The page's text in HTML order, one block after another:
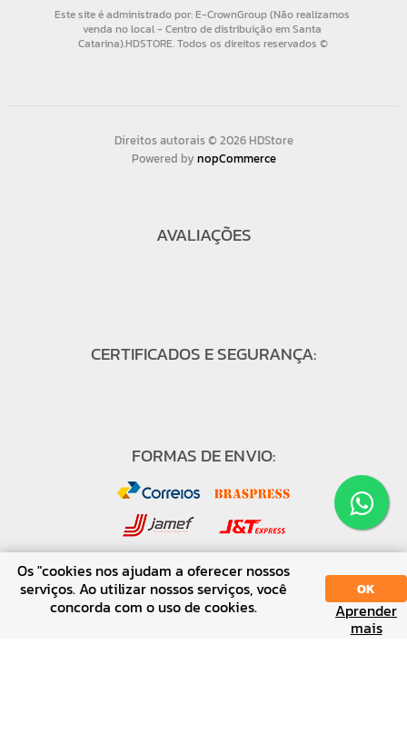
Direitos autorais © 2026 HDStore
Powered bynopCommerce
AVALIAÇÕES
CERTIFICADOS E SEGURANÇA:
FORMAS DE ENVIO:
FORMAS DE PAGAMENTO:
SORT DISPLAY
Os "cookies nos ajudam a oferecer nossos
serviços. Ao utilizar nossos serviços, você
concorda com o uso de cookies.
OK
Aprender
mais